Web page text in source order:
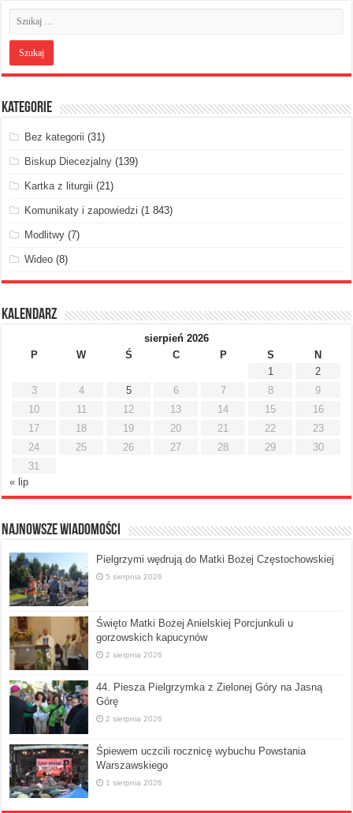
Kategorie
Bez kategorii (31)
Biskup Diecezjalny (139)
Kartka z liturgii (21)
Komunikaty i zapowiedzi (1 843)
Modlitwy (7)
Wideo (8)
Kalendarz
sierpień 2026
P
W Ś C P S
N
1
2
3
4 5 6 7 8
9
10
11 12 13 14 15
16
17
18 19 20 21 22
23
24
25 26 27 28 29
30
31
« lip
Najnowsze Wiadomości
Pielgrzymi wędrują do Matki Bożej Częstochowskiej
5 sierpnia 2026
Święto Matki Bożej Anielskiej Porcjunkuli u
gorzowskich kapucynów
2 sierpnia 2026
44. Piesza Pielgrzymka z Zielonej Góry na Jasną
Górę
2 sierpnia 2026
Śpiewem uczcili rocznicę wybuchu Powstania
Warszawskiego
1 sierpnia 2026